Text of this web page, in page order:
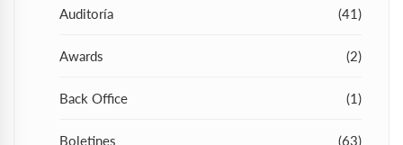
Auditoría (41)
Awards (2)
Back Office (1)
Boletines (63)